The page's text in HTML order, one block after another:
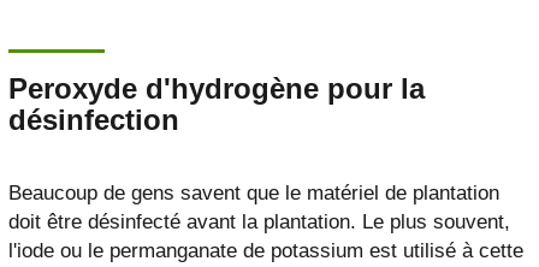
Peroxyde d'hydrogène pour la
désinfection
Beaucoup de gens savent que le matériel de plantation
doit être désinfecté avant la plantation. Le plus souvent,
l'iode ou le permanganate de potassium est utilisé à cette